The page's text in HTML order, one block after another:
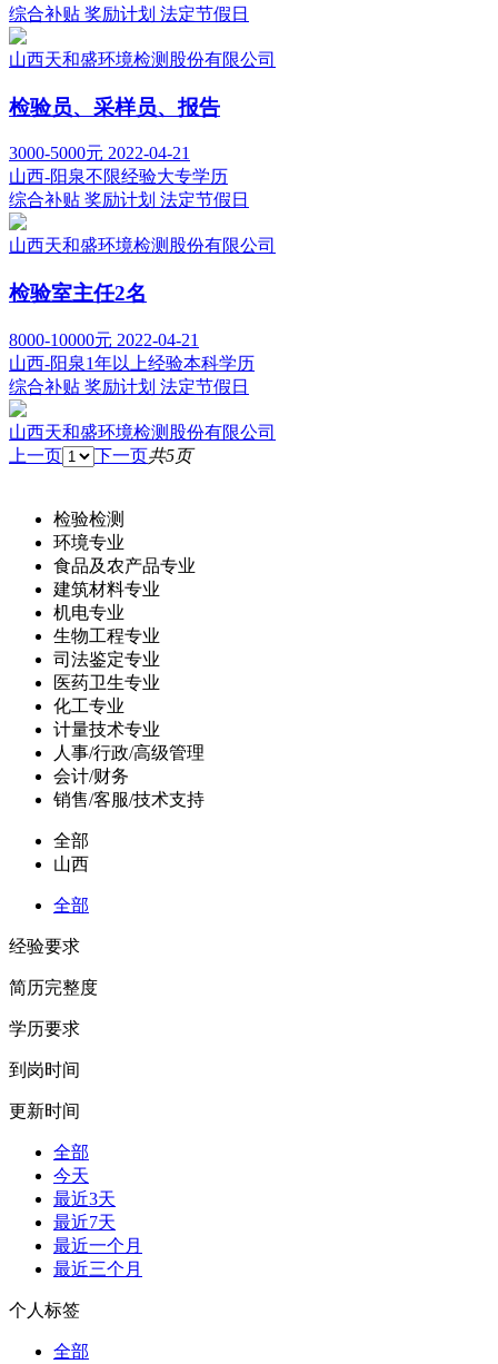
综合补贴 奖励计划 法定节假日
山西天和盛环境检测股份有限公司
检验员、采样员、报告
3000-5000元 2022-04-21
山西-阳泉不限经验大专学历
综合补贴 奖励计划 法定节假日
山西天和盛环境检测股份有限公司
检验室主任2名
8000-10000元 2022-04-21
山西-阳泉1年以上经验本科学历
综合补贴 奖励计划 法定节假日
山西天和盛环境检测股份有限公司
上一页
下一页共5页
检验检测
环境专业
食品及农产品专业
建筑材料专业
机电专业
生物工程专业
司法鉴定专业
医药卫生专业
化工专业
计量技术专业
人事/行政/高级管理
会计/财务
销售/客服/技术支持
全部
山西
全部
经验要求
简历完整度
学历要求
到岗时间
更新时间
全部
今天
最近3天
最近7天
最近一个月
最近三个月
个人标签
全部